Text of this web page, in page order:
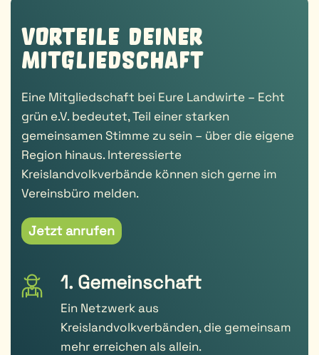
Vorteile deiner
Mitglied­schaft
Eine Mitgliedschaft bei Eure Landwirte – Echt
grün e.V. bedeutet, Teil einer starken
gemeinsamen Stimme zu sein – über die eigene
Region hinaus. Interessierte
Kreislandvolkverbände können sich gerne im
Vereinsbüro melden.
Jetzt anrufen
1. Gemeinschaft
Ein Netzwerk aus
Kreislandvolkverbänden, die gemeinsam
mehr erreichen als allein.